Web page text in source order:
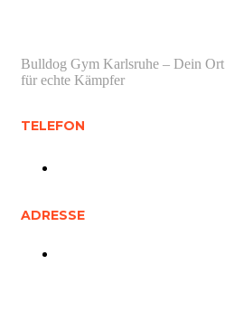
Bulldog Gym Karlsruhe – Dein Ort
für echte Kämpfer
TELEFON
ADRESSE